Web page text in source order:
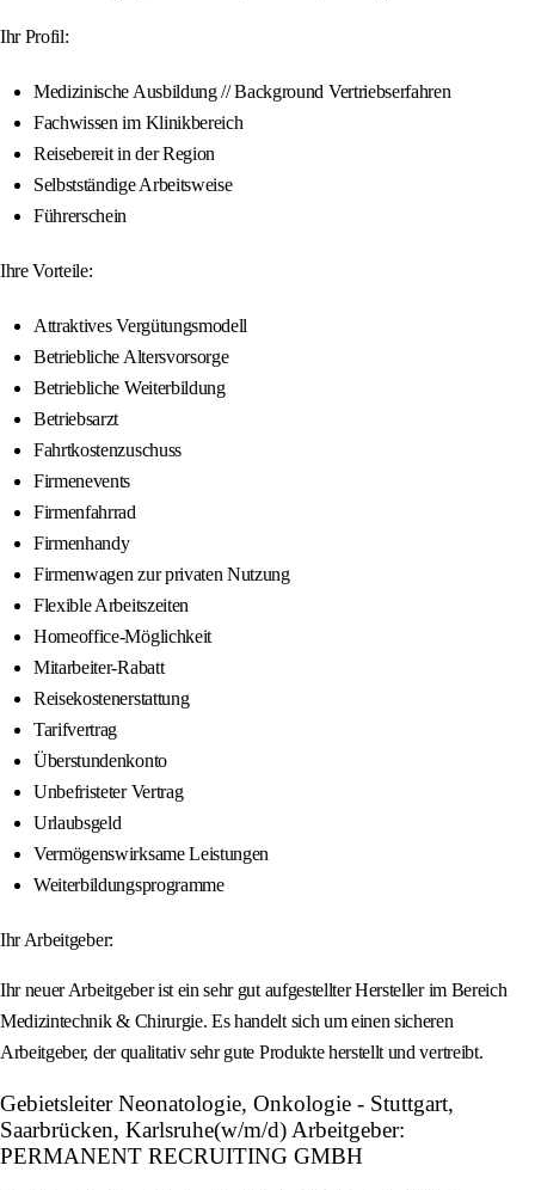
Ihr Profil:
Medizinische Ausbildung // Background Vertriebserfahren
Fachwissen im Klinikbereich
Reisebereit in der Region
Selbstständige Arbeitsweise
Führerschein
Ihre Vorteile:
Attraktives Vergütungsmodell
Betriebliche Altersvorsorge
Betriebliche Weiterbildung
Betriebsarzt
Fahrtkostenzuschuss
Firmenevents
Firmenfahrrad
Firmenhandy
Firmenwagen zur privaten Nutzung
Flexible Arbeitszeiten
Homeoffice-Möglichkeit
Mitarbeiter-Rabatt
Reisekostenerstattung
Tarifvertrag
Überstundenkonto
Unbefristeter Vertrag
Urlaubsgeld
Vermögenswirksame Leistungen
Weiterbildungsprogramme
Ihr Arbeitgeber:
Ihr neuer Arbeitgeber ist ein sehr gut aufgestellter Hersteller im Bereich
Medizintechnik & Chirurgie. Es handelt sich um einen sicheren
Arbeitgeber, der qualitativ sehr gute Produkte herstellt und vertreibt.
Gebietsleiter Neonatologie, Onkologie - Stuttgart,
Saarbrücken, Karlsruhe(w/m/d) Arbeitgeber:
PERMANENT RECRUITING GMBH